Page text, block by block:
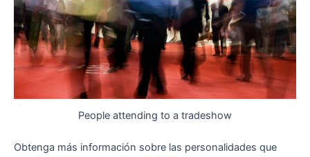
People attending to a tradeshow
Obtenga más información sobre las personalidades que